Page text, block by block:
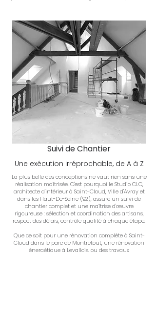
​Suivi de Chantier
Une exécution irréprochable, de A à Z
La plus belle des conceptions ne vaut rien sans une
réalisation maîtrisée. C'est pourquoi le Studio CLC,
architecte d'intérieur à Saint-Cloud, Ville d'Avray et
dans les Haut-De-Seine (92), assure un suivi de
chantier complet et une maîtrise d'œuvre
rigoureuse : sélection et coordination des artisans,
respect des délais, contrôle qualité à chaque étape.
Que ce soit pour une rénovation complète à Saint-
Cloud dans le parc de Montretout, une rénovation
énergétique à Levallois, ou des travaux